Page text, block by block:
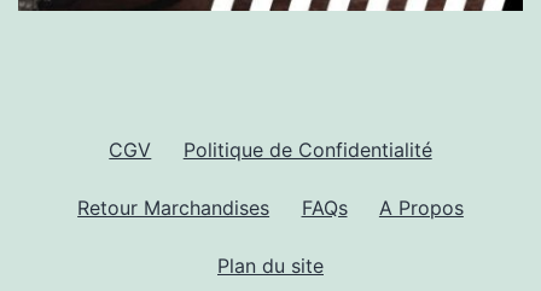
CGV Politique de Confidentialité
Retour Marchandises FAQs A Propos
Plan du site